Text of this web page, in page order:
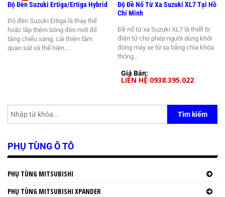
Độ Đèn Suzuki Ertiga/Ertiga Hybrid
Độ đèn Suzuki Ertiga là thay thế
hoặc lắp thêm bóng đèn mới để
tăng chiếu sáng, cải thiện tầm
quan sát và thể hiện…
Độ Đề Nổ Từ Xa Suzuki XL7 Tại Hồ
Chí Minh
Đề nổ từ xa Suzuki XL7 là thiết bị
điện tử cho phép người dùng khởi
động máy xe từ xa bằng chìa khóa
thông…
Giá Bán:
LIÊN HỆ 0938.395.022
Tìm kiếm
PHỤ TÙNG Ô TÔ
PHỤ TÙNG MITSUBISHI
PHỤ TÙNG MITSUBISHI XPANDER